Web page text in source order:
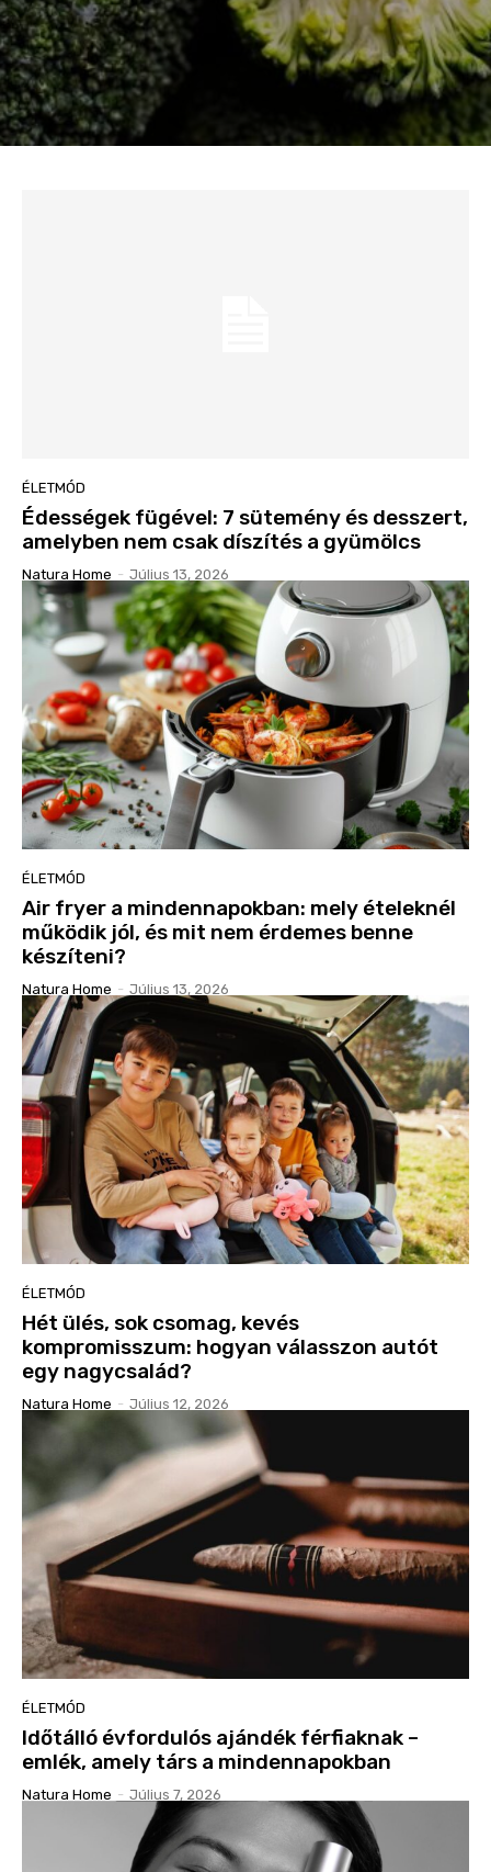
ÉLETMÓD
Édességek fügével: 7 sütemény és desszert,
amelyben nem csak díszítés a gyümölcs
Natura Home - Július 13, 2026
ÉLETMÓD
Air fryer a mindennapokban: mely ételeknél
működik jól, és mit nem érdemes benne
készíteni?
Natura Home - Július 13, 2026
ÉLETMÓD
Hét ülés, sok csomag, kevés
kompromisszum: hogyan válasszon autót
egy nagycsalád?
Natura Home - Július 12, 2026
ÉLETMÓD
Időtálló évfordulós ajándék férfiaknak –
emlék, amely társ a mindennapokban
Natura Home - Július 7, 2026